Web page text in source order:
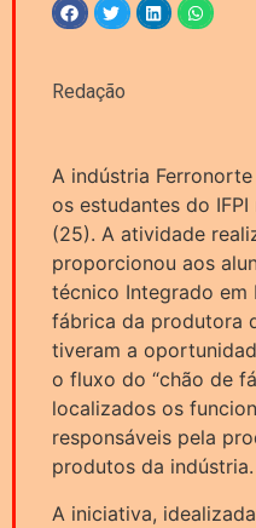
Redação
A indústria
os estudantes do
(25). A atividade
proporcionou aos
técnico Integrado em
fábrica da produtora
tiveram a
o fluxo do “chão de
localizados os
responsáveis pela
produtos da indústria.
A iniciativa,